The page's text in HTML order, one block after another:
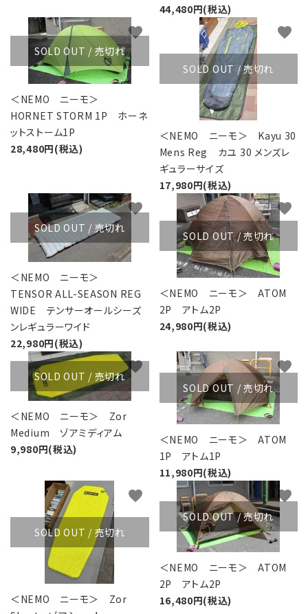
44,480円(税込)
SOLD OUT / 売切れ
＜NEMO ニーモ＞
HORNET STORM 1P ホーネ
ットストーム1P
28,480円(税込)
favorite
SOLD OUT / 売切れ
＜NEMO ニーモ＞ Kayu 30
Mens Reg カユ 30 メンズレ
ギュラーサイズ
17,980円(税込)
favorite
SOLD OUT / 売切れ
＜NEMO ニーモ＞
TENSOR ALL-SEASON REG
WIDE テンサーオールシーズ
ンレギュラーワイド
22,980円(税込)
favorite
SOLD OUT / 売切れ
＜NEMO ニーモ＞ ATOM
2P アトム2P
24,980円(税込)
favorite
SOLD OUT / 売切れ
＜NEMO ニーモ＞ Zor
Medium ゾアミディアム
9,980円(税込)
favorite
SOLD OUT / 売切れ
＜NEMO ニーモ＞ ATOM
1P アトム1P
11,980円(税込)
favorite
SOLD OUT / 売切れ
＜NEMO ニーモ＞ Zor
favorite
SOLD OUT / 売切れ
＜NEMO ニーモ＞ ATOM
2P アトム2P
16,480円(税込)
favorite